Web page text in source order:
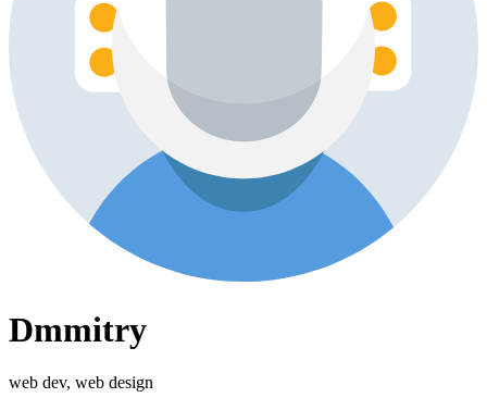
Dmmitry
web dev, web design